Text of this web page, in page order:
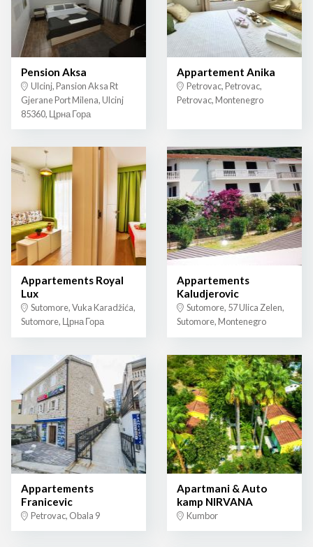
Pension Aksa
Ulcinj, Pansion Aksa Rt
Gjerane Port Milena, Ulcinj
85360, Црна Гора
Appartement Anika
Petrovac, Petrovac,
Petrovac, Montenegro
Appartements Royal
Lux
Sutomore, Vuka Karadžića,
Sutomore, Црна Гора
Appartements
Kaludjerovic
Sutomore, 57 Ulica Zelen,
Sutomore, Montenegro
Appartements
Franicevic
Petrovac, Obala 9
Apartmani & Auto
kamp NIRVANA
Kumbor